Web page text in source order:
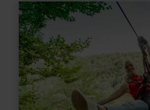
learn
more
about:
Ziplining
-
Action,
Fun
&amp;
Abenteuer